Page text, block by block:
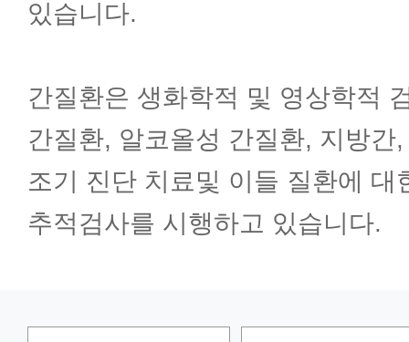
감염내과
혈액종양내과
한방내과
외과(유방암센터)
있습니다.
간질환은 생화학적 및 영상학적
간질환, 알코올성 간질환, 지방간
조기 진단 치료및 이들 질환에 대
추적검사를 시행하고 있습니다.